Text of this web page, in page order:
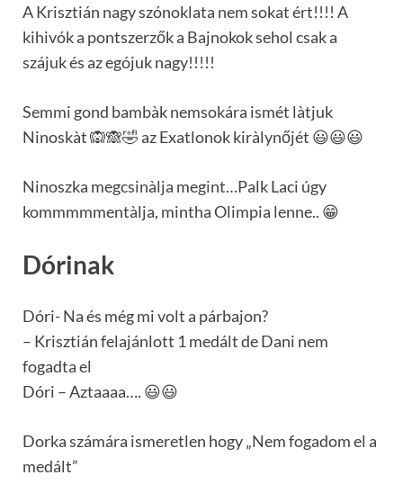
A Krisztián nagy szónoklata nem sokat ért!!!! A
kihivók a pontszerzők a Bajnokok sehol csak a
szájuk és az egójuk nagy!!!!!
Semmi gond bambàk nemsokára ismét làtjuk
Ninoskàt 🙉🙈🤣 az Exatlonok kiràlynőjét 😃😃😃
Ninoszka megcsinàlja megint…Palk Laci úgy
kommmmmentàlja, mintha Olimpia lenne.. 😁
Dórinak
Dóri- Na és még mi volt a párbajon?
– Krisztián felajánlott 1 medált de Dani nem
fogadta el
Dóri – Aztaaaa…. 😃😃
Dorka számára ismeretlen hogy „Nem fogadom el a
medált”